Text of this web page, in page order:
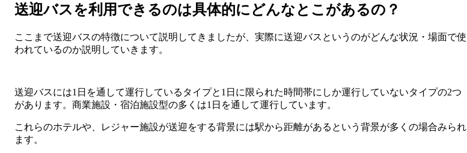
送迎バスを利用できるのは具体的にどんなとこがあるの？
ここまで送迎バスの特徴について説明してきましたが、実際に送迎バスというのがどんな状況・場面で使
われているのか説明していきます。
送迎バスには1日を通して運行しているタイプと1日に限られた時間帯にしか運行していないタイプの2つ
があります。商業施設・宿泊施設型の多くは1日を通して運行しています。
これらのホテルや、レジャー施設が送迎をする背景には駅から距離があるという背景が多くの場合みられ
ます。